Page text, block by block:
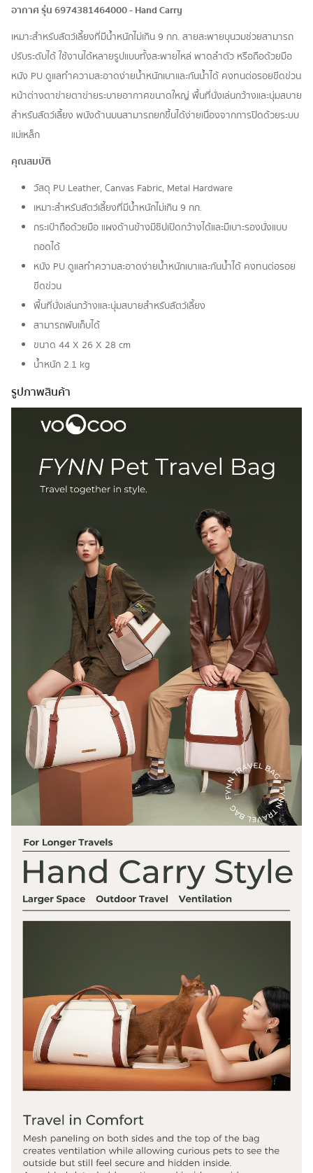
อากาศ รุ่น 6974381464000 - Hand Carry
เหมาะสำหรับสัตว์เลี้ยงที่มีน้ำหนักไม่เกิน 9 กก. สายสะพายบุนวมช่วยสามารถ
ปรับระดับได้ ใช้งานได้หลายรูปแบบทั้งสะพายไหล่ พาดลำตัว หรือถือด้วยมือ
หนัง PU ดูแลทำความสะอาดง่ายน้ำหนักเบาและกันน้ำได้ คงทนต่อรอยขีดข่วน
หน้าต่างตาข่ายตาข่ายระบายอากาศขนาดใหญ่ พื้นที่นั่งเล่นกว้างและนุ่มสบาย
สำหรับสัตว์เลี้ยง พนังด้านบนสามารถยกขึ้นได้ง่ายเนื่องจากการปิดด้วยระบบ
แม่เหล็ก
คุณสมบัติ
วัสดุ PU Leather, Canvas Fabric, Metal Hardware
เหมาะสำหรับสัตว์เลี้ยงที่มีน้ำหนักไม่เกิน 9 กก.
กระเป๋าถือด้วยมือ แผงด้านข้างมีซิปเปิดกว้างได้และมีเบาะรองนั่งแบบ
ถอดได้
หนัง PU ดูแลทำความสะอาดง่ายน้ำหนักเบาและกันน้ำได้ คงทนต่อรอย
ขีดข่วน
พื้นที่นั่งเล่นกว้างและนุ่มสบายสำหรับสัตว์เลี้ยง
สามารถพับเก็บได้
ขนาด 44 X 26 X 28 cm
น้ำหนัก 2.1 kg
รูปภาพสินค้า